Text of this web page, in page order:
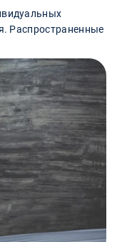
Распространенные